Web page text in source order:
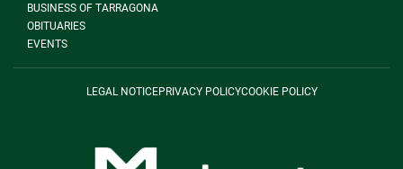
BUSINESS OF TARRAGONA
OBITUARIES
EVENTS
LEGAL NOTICEPRIVACY POLICYCOOKIE POLICY